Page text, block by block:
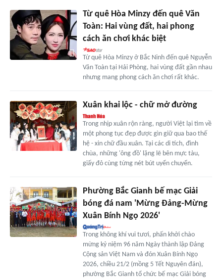
Từ quê Hòa Minzy đến quê Văn
Toàn: Hai vùng đất, hai phong
cách ăn chơi khác biệt
Từ quê Hòa Minzy ở Bắc Ninh đến quê Nguyễn
Văn Toàn tại Hải Phòng, hai vùng đất gần nhau
nhưng mang phong cách ăn chơi rất khác.
Xuân khai lộc - chữ mở đường
Trong nhịp xuân rộn ràng, người Việt lại tìm về
một phong tục đẹp được gìn giữ qua bao thế
hệ - xin chữ đầu xuân. Tại các di tích, đình
chùa, những 'ông đồ' lặng lẽ bên mực tàu,
giấy đỏ cùng từng nét bút uyển chuyển.
Phường Bắc Gianh bế mạc Giải
bóng đá nam 'Mừng Đảng-Mừng
Xuân Bính Ngọ 2026'
Trong không khí vui tươi, phấn khởi chào
mừng kỷ niệm 96 năm Ngày thành lập Đảng
Cộng sản Việt Nam và đón Xuân Bính Ngọ
2026, chiều 21/2 (mồng 5 Tết Nguyên đán),
phường Bắc Gianh tổ chức bế mạc Giải bóng